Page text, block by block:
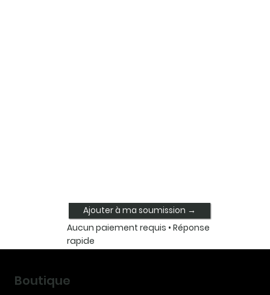
Ajouter à ma soumission →
Aucun paiement requis • Réponse
rapide
Boutique